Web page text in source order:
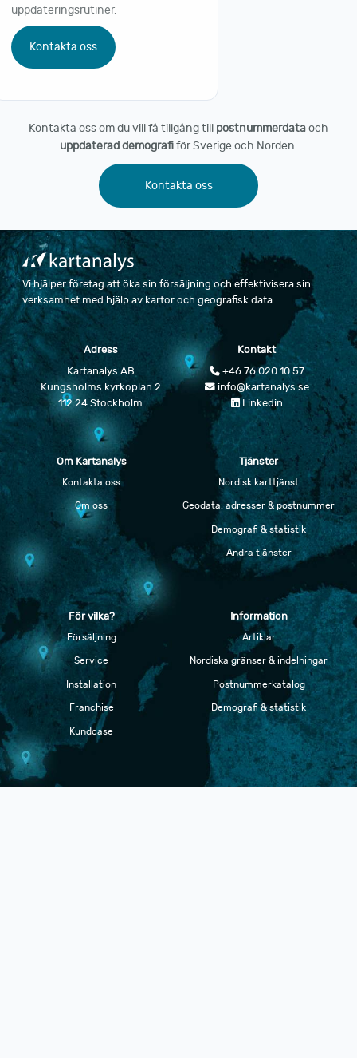
uppdateringsrutiner.
Kontakta oss
Kontakta oss om du vill få tillgång till postnummerdataoch
uppdaterad demografiför Sverige och Norden.
Kontakta oss
Vi hjälper företag att öka sin försäljning och effektivisera sin
verksamhet med hjälp av kartor och geografisk data.
Adress
Kartanalys AB
Kungsholms kyrkoplan 2
112 24 Stockholm
Kontakt
+46 76 020 10 57
info@kartanalys.se
Linkedin
Om Kartanalys
Kontakta oss
Om oss
Tjänster
Nordisk karttjänst
Geodata, adresser & postnummer
Demografi & statistik
Andra tjänster
För vilka?
Försäljning
Service
Installation
Franchise
Kundcase
Information
Artiklar
Nordiska gränser & indelningar
Postnummerkatalog
Demografi & statistik